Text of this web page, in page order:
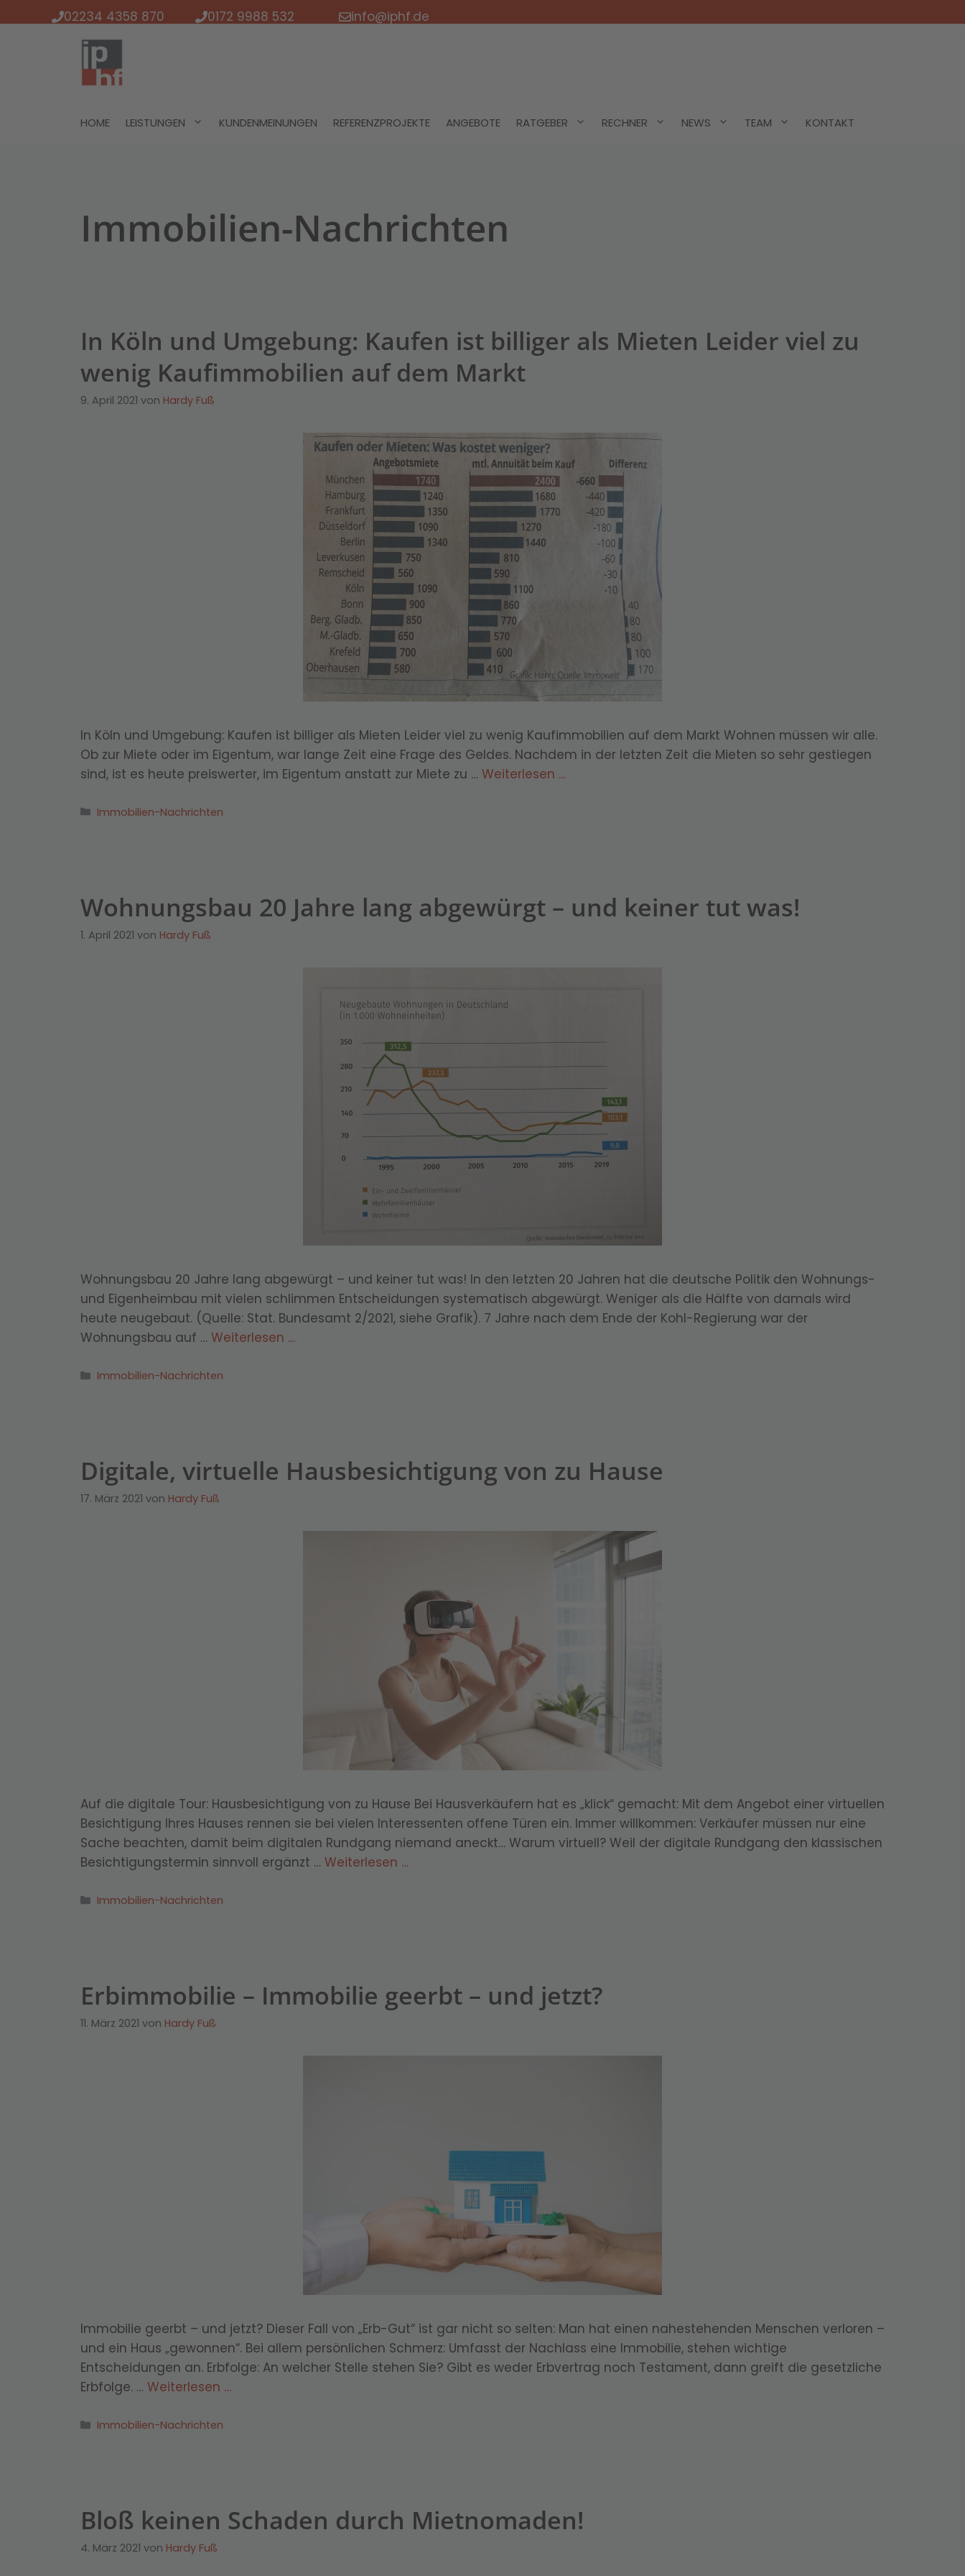
Inhalt
02234 4358 870 0172 9988 532 info@iphf.de
HOME LEISTUNGEN KUNDENMEINUNGEN REFERENZPROJEKTE ANGEBOTE RATGEBER RECHNER NEWS TEAM KONTAKT
Immobilien-Nachrichten
In Köln und Umgebung: Kaufen ist billiger als Mieten Leider viel zu
wenig Kaufimmobilien auf dem Markt
9. April 2021 von Hardy Fuß
In Köln und Umgebung: Kaufen ist billiger als Mieten Leider viel zu wenig Kaufimmobilien auf dem Markt Wohnen müssen wir alle.
Ob zur Miete oder im Eigentum, war lange Zeit eine Frage des Geldes. Nachdem in der letzten Zeit die Mieten so sehr gestiegen
sind, ist es heute preiswerter, im Eigentum anstatt zur Miete zu … Weiterlesen …
Kategorien
Immobilien-Nachrichten
Wohnungsbau 20 Jahre lang abgewürgt – und keiner tut was!
1. April 2021 von Hardy Fuß
Wohnungsbau 20 Jahre lang abgewürgt – und keiner tut was! In den letzten 20 Jahren hat die deutsche Politik den Wohnungs-
und Eigenheimbau mit vielen schlimmen Entscheidungen systematisch abgewürgt. Weniger als die Hälfte von damals wird
heute neugebaut. (Quelle: Stat. Bundesamt 2/2021, siehe Grafik). 7 Jahre nach dem Ende der Kohl-Regierung war der
Wohnungsbau auf … Weiterlesen …
Kategorien
Immobilien-Nachrichten
Digitale, virtuelle Hausbesichtigung von zu Hause
17. März 2021 von Hardy Fuß
Auf die digitale Tour: Hausbesichtigung von zu Hause Bei Hausverkäufern hat es „klick“ gemacht: Mit dem Angebot einer virtuellen
Besichtigung Ihres Hauses rennen sie bei vielen Interessenten offene Türen ein. Immer willkommen: Verkäufer müssen nur eine
Sache beachten, damit beim digitalen Rundgang niemand aneckt… Warum virtuell? Weil der digitale Rundgang den klassischen
Besichtigungstermin sinnvoll ergänzt … Weiterlesen …
Kategorien
Immobilien-Nachrichten
Erbimmobilie – Immobilie geerbt – und jetzt?
11. März 2021 von Hardy Fuß
Immobilie geerbt – und jetzt? Dieser Fall von „Erb-Gut“ ist gar nicht so selten: Man hat einen nahestehenden Menschen verloren –
und ein Haus „gewonnen“. Bei allem persönlichen Schmerz: Umfasst der Nachlass eine Immobilie, stehen wichtige
Entscheidungen an. Erbfolge: An welcher Stelle stehen Sie? Gibt es weder Erbvertrag noch Testament, dann greift die gesetzliche
Erbfolge. … Weiterlesen …
Kategorien
Immobilien-Nachrichten
Bloß keinen Schaden durch Mietnomaden!
4. März 2021 von Hardy Fuß